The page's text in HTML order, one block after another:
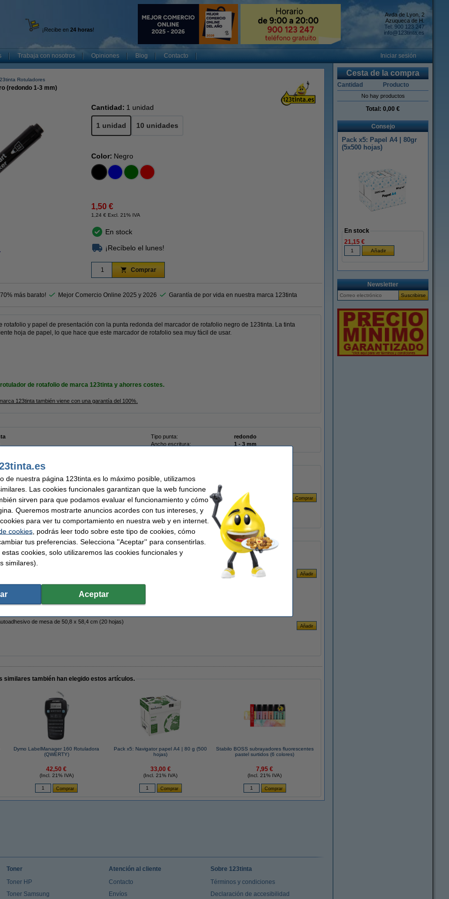
¡Recibe en 24 horas!
Avda de Lyon, 2
Azuqueca de H.
Tel: 900 123 247
info@123tinta.es
Trabaja con nosotros Opiniones Blog Contacto Iniciar sesión
Rotuladores
(redondo 1-3 mm)
Cantidad: 1 unidad
1 unidad 10 unidades
Color: Negro
1,50 €
1,24 € Excl. 21% IVA
En stock
¡Recíbelo el lunes!
Comprar
más barato! Mejor Comercio Online 2025 y 2026 Garantía de por vida en nuestra marca 123tinta
rotafolio y papel de presentación con la punta redonda del marcador de rotafolio negro de 123tinta. La tinta
hoja de papel, lo que hace que este marcador de rotafolio sea muy fácil de usar.
de rotafolio de marca 123tinta y ahorres costes.
123tinta también viene con una garantía del 100%.
Tipo punta:
redondo
Ancho escritura: 1 - 3 mm
de rotafolio negro (redondo 1-3 mm) | Pack 10 uds
de mesa de 50,8 x 58,4 cm (20 hojas)
similares también han elegido estos artículos.
Dymo LabelManager 160 Rotuladora
(QWERTY)
42,50 €
(Incl. 21% IVA)
Pack x5: Navigator papel A4 | 80 g (500
hojas)
33,00 €
(Incl. 21% IVA)
Stabilo BOSS subrayadores fluorescentes
pastel surtidos (6 colores)
7,95 €
(Incl. 21% IVA)
Cesta de la compra
Cantidad Producto
No hay productos
Total: 0,00 €
Consejo
Pack x5: Papel A4 | 80gr
(5x500 hojas)
En stock
21,15 €
Newsletter
Toner
Toner HP
Toner Samsung
Atención al cliente
Contacto
Envíos
Sobre 123tinta
Términos y condiciones
Declaración de accesibilidad
de nuestra página 123tinta.es lo máximo posible, utilizamos
Las cookies funcionales garantizan que la web funcione
sirven para que podamos evaluar el funcionamiento y cómo
Queremos mostrarte anuncios acordes con tus intereses, y
para ver tu comportamiento en nuestra web y en internet.
cookies, podrás leer todo sobre este tipo de cookies, cómo
tus preferencias. Selecciona ''Aceptar'' para consentirlas.
cookies, solo utilizaremos las cookies funcionales y
similares).
Aceptar